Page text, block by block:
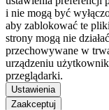
i nie mogą być
aby zablokować te
strony mogą nie
przechowywane w
urządzeniu
przeglądarki.
Ustawienia
Zaakceptuj